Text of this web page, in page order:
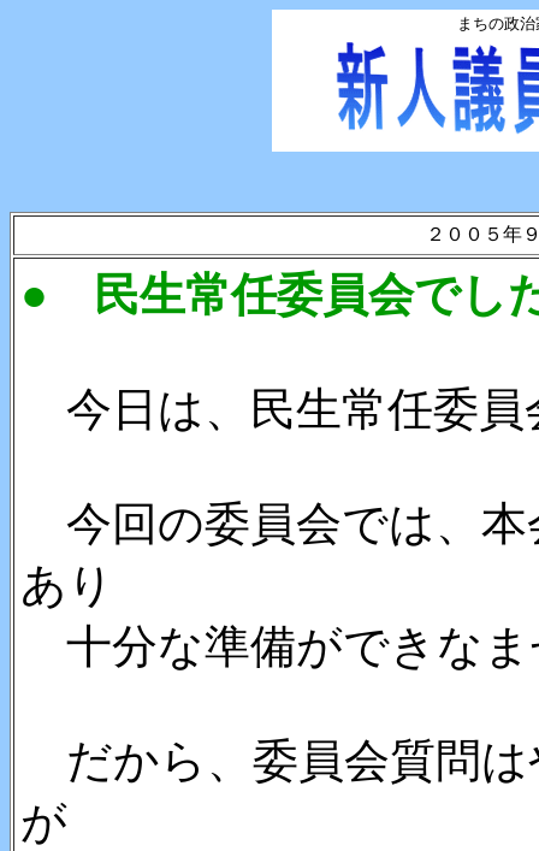
まちの政
２００５年
● 民生常任委員会でし
今日は、民生常任委員
今回の委員会では、本
あり
十分な準備ができな
だから、委員会質問
が